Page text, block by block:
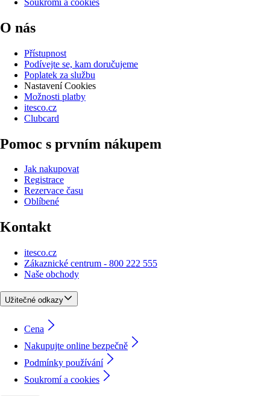
O nás
Přístupnost
Podívejte se, kam doručujeme
Poplatek za službu
Nastavení Cookies
Možnosti platby
itesco.cz
Clubcard
Pomoc s prvním nákupem
Jak nakupovat
Registrace
Rezervace času
Oblíbené
Kontakt
itesco.cz
Zákaznické centrum - 800 222 555
Naše obchody
Užitečné odkazy
Cena
Nakupujte online bezpečně
Podmínky používání
Soukromí a cookies